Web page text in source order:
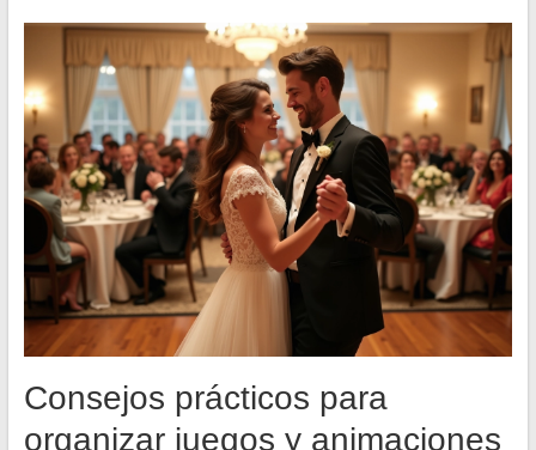
Consejos prácticos para
organizar juegos y animaciones